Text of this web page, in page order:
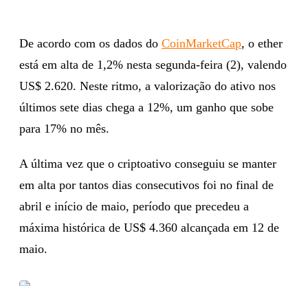
De acordo com os dados do CoinMarketCap, o ether
está em alta de 1,2% nesta segunda-feira (2), valendo
US$ 2.620. Neste ritmo, a valorização do ativo nos
últimos sete dias chega a 12%, um ganho que sobe
para 17% no mês.
A última vez que o criptoativo conseguiu se manter
em alta por tantos dias consecutivos foi no final de
abril e início de maio, período que precedeu a
máxima histórica de US$ 4.360 alcançada em 12 de
maio.